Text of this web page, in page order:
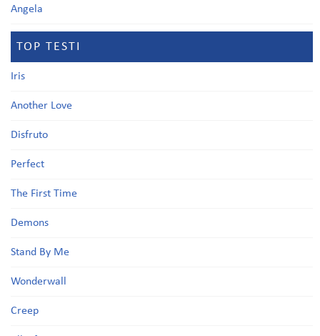
Angela
TOP TESTI
Iris
Another Love
Disfruto
Perfect
The First Time
Demons
Stand By Me
Wonderwall
Creep